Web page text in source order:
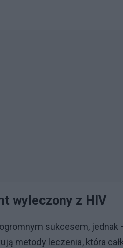
wyleczony z HIV
sukcesem, jednak
metody leczenia, która